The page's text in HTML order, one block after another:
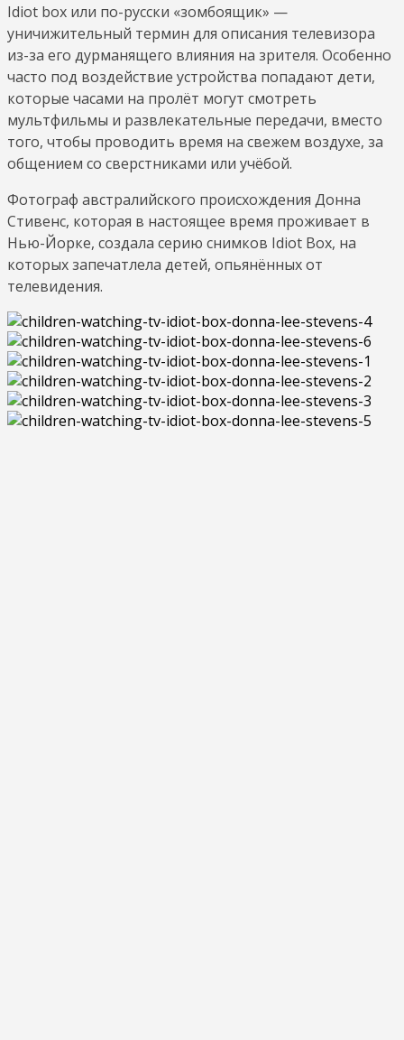
Idiot box или по-русски «зомбоящик» —
уничижительный термин для описания телевизора
из-за его дурманящего влияния на зрителя. Особенно
часто под воздействие устройства попадают дети,
которые часами на пролёт могут смотреть
мультфильмы и развлекательные передачи, вместо
того, чтобы проводить время на свежем воздухе, за
общением со сверстниками или учёбой.
Фотограф австралийского происхождения Донна
Стивенс, которая в настоящее время проживает в
Нью-Йорке, создала серию снимков Idiot Box, на
которых запечатлела детей, опьянённых от
телевидения.